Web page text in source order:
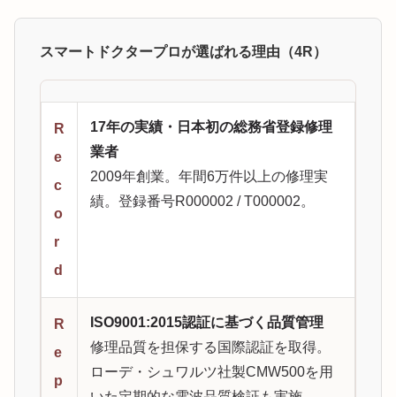
スマートドクタープロが選ばれる理由（4R）
R
e
c
o
r
d
17年の実績・日本初の総務省登録修理
業者
2009年創業。年間6万件以上の修理実
績。登録番号R000002 / T000002。
R
e
p
ISO9001:2015認証に基づく品質管理
修理品質を担保する国際認証を取得。
ローデ・シュワルツ社製CMW500を用